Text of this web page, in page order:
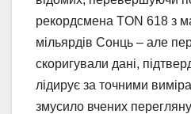
рекордсмена TON 618 з
мільярдів Сонць – але
скоригували дані,
лідирує за точними
змусило вчених